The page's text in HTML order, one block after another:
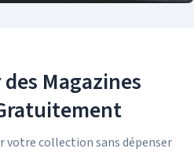
Magazines
votre collection sans dépenser